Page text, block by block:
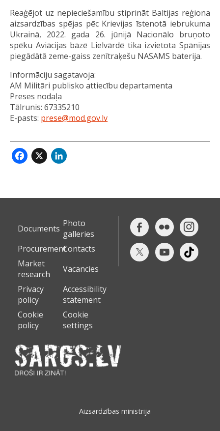
Reaģējot uz nepieciešamību stiprināt Baltijas reģiona
aizsardzības spējas pēc Krievijas īstenotā iebrukuma
Ukrainā, 2022. gada 26. jūnijā Nacionālo bruņoto
spēku Aviācijas bāzē Lielvārdē tika izvietota Spānijas
piegādātā zeme-gaiss zenītraķešu NASAMS baterija.
Informāciju sagatavoja:
AM Militāri publisko attiecību departamenta
Preses nodaļa
Tālrunis: 67335210
E-pasts: prese@mod.gov.lv
Facebook
X
Documents Photo
galleries
ProcurementContacts
Market
research
Vacancies
Privacy
policy
Accessibility
statement
Cookie
policy
Cookie
settings
Aizsardzības ministrija